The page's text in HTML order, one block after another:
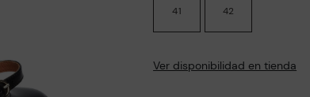
41 42
Ver disponibilidad en tienda